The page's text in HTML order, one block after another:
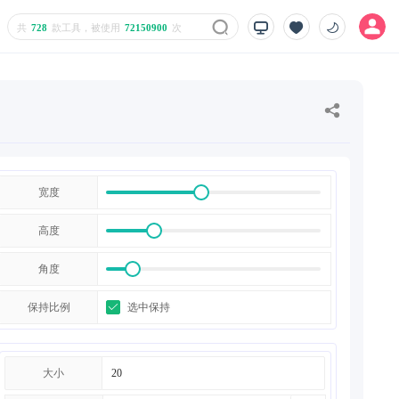
共 728 款工具，被使用 72150900 次
宽度
高度
角度
保持比例 选中保持
大小